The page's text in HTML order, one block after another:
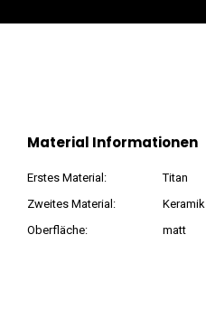
Material Informationen
Erstes Material:
Titan
Zweites Material:
Keramik
Oberfläche:
matt